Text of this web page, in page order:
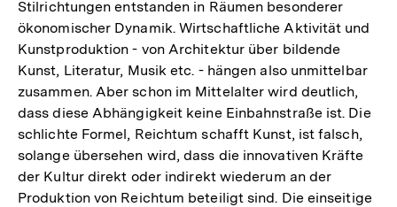
Stilrichtungen entstanden in Räumen besonderer
ökonomischer Dynamik. Wirtschaftliche Aktivität und
Kunstproduktion - von Architektur über bildende
Kunst, Literatur, Musik etc. - hängen also unmittelbar
zusammen. Aber schon im Mittelalter wird deutlich,
dass diese Abhängigkeit keine Einbahnstraße ist. Die
schlichte Formel, Reichtum schafft Kunst, ist falsch,
solange übersehen wird, dass die innovativen Kräfte
der Kultur direkt oder indirekt wiederum an der
Produktion von Reichtum beteiligt sind. Die einseitige